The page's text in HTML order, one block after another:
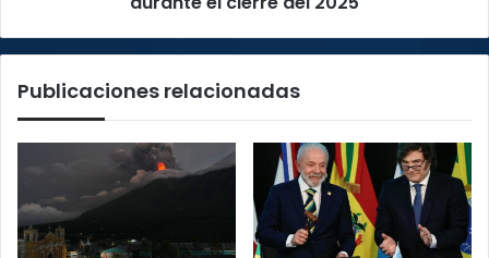
Publicaciones relacionadas